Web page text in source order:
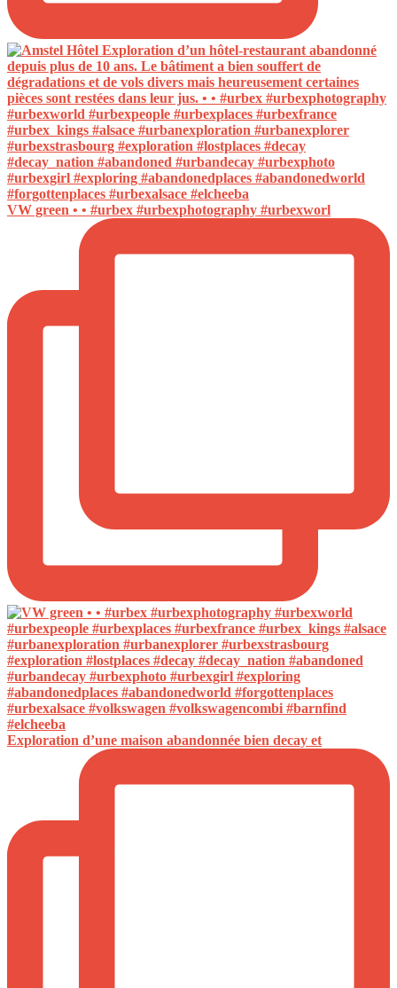
VW green • • #urbex #urbexphotography #urbexworl
Exploration d’une maison abandonnée bien decay et